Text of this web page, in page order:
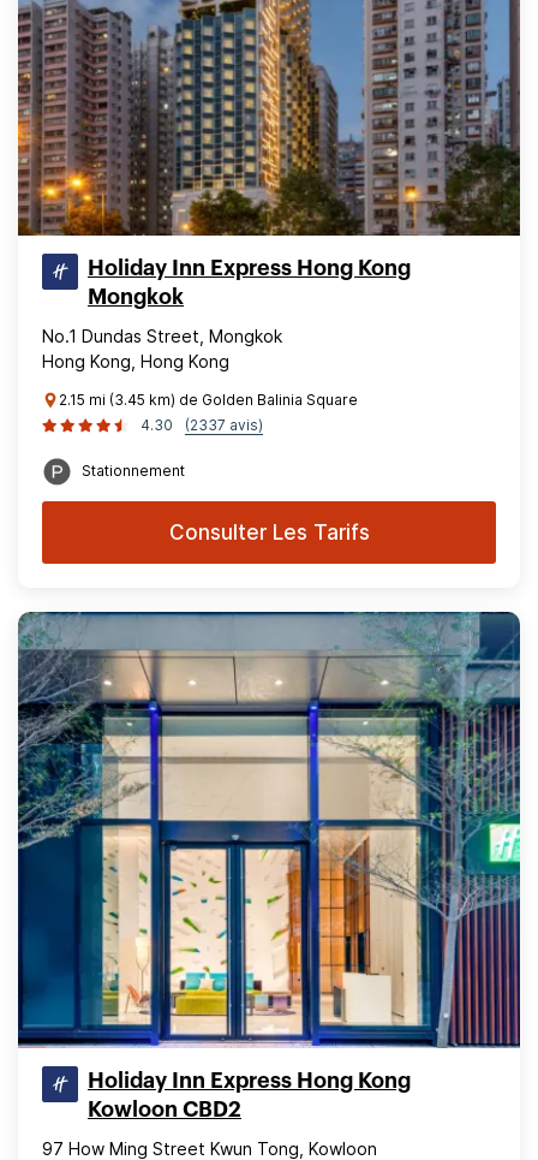
Holiday Inn Express Hong Kong
Mongkok
No.1 Dundas Street, Mongkok
Hong Kong, Hong Kong
2.15 mi (3.45 km) de Golden Balinia Square
4.30
(2337 avis)
Stationnement
Consulter Les Tarifs
Holiday Inn Express Hong Kong
Kowloon CBD2
97 How Ming Street Kwun Tong, Kowloon